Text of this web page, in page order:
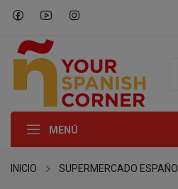
MENÚ
INICIO SUPERMERCADO ESPAÑOL